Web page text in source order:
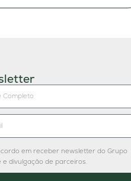
em receber newsletter do Grupo
e divulgação de parceiros.